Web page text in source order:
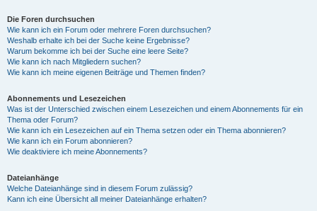
Die Foren durchsuchen
Wie kann ich ein Forum oder mehrere Foren durchsuchen?
Weshalb erhalte ich bei der Suche keine Ergebnisse?
Warum bekomme ich bei der Suche eine leere Seite?
Wie kann ich nach Mitgliedern suchen?
Wie kann ich meine eigenen Beiträge und Themen finden?
Abonnements und Lesezeichen
Was ist der Unterschied zwischen einem Lesezeichen und einem Abonnements für ein
Thema oder Forum?
Wie kann ich ein Lesezeichen auf ein Thema setzen oder ein Thema abonnieren?
Wie kann ich ein Forum abonnieren?
Wie deaktiviere ich meine Abonnements?
Dateianhänge
Welche Dateianhänge sind in diesem Forum zulässig?
Kann ich eine Übersicht all meiner Dateianhänge erhalten?